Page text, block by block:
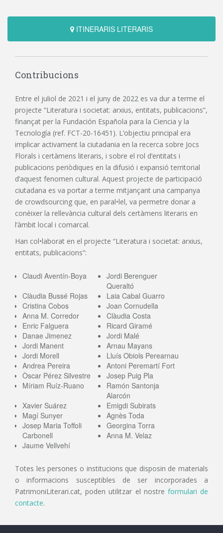
ITINERARIS LITERARIS
Contribucions
Entre el juliol de 2021 i el juny de 2022 es va dur a terme el
projecte “Literatura i societat: arxius, entitats, publicacions”,
finançat per la Fundación Española para la Ciencia y la
Tecnología (ref. FCT-20-16451). L’objectiu principal era
implicar activament la ciutadania en la recerca sobre Jocs
Florals i certàmens literaris, i sobre el rol d’entitats i
publicacions periòdiques en la difusió i expansió territorial
d’aquest fenomen cultural. Aquest projecte de participació
ciutadana es va portar a terme mitjançant una campanya
de crowdsourcing que, en paral•lel, va permetre donar a
conèixer la rellevància cultural dels certàmens literaris en
l’àmbit local i comarcal.
Han col•laborat en el projecte “Literatura i societat: arxius,
entitats, publicacions”:
Claudi Aventín-Boya
Jordi Berenguer
Queraltó
Clàudia Bussé Rojas
Laia Cabal Guarro
Cristina Cobos
Joan Cornudella
Anna M. Corredor
Clàudia Costa
Enric Falguera
Ricard Giramé
Danae Jimenez
Jordi Malé
Jordi Manent
Arnau Mayans
Jordi Morell
Lluís Obiols Perearnau
Andrea Pereira
Antoni Peremartí Fort
Òscar Pérez Silvestre
Josep Puig Pla
Míriam Ruíz-Ruano
Ramón Santonja
Alarcón
Xavier Suárez
Emigdi Subirats
Magí Sunyer
Agnès Toda
Josep Maria Toffoli
Carbonell
Georgina Torra
Anna M. Velaz
Jaume Vellvehí
Totes les persones o institucions que disposin de materials
o informacions susceptibles de ser incorporades a
PatrimoniLiterari.cat, poden utilitzar el nostre formulari de
contacte.